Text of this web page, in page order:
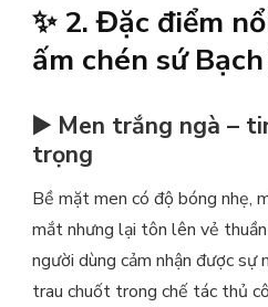
✨ 2. Đặc điểm
ấm chén sứ
▶️ Men trắng ngà –
trọng
Bề mặt men có độ bóng nhẹ,
mắt nhưng lại tôn lên vẻ
người dùng cảm nhận được sự
trau chuốt trong chế tác thủ